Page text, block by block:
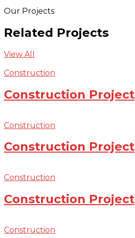
Our Projects
Related Projects
View All
Construction
Construction Project
Construction
Construction Project
Construction
Construction Project
Construction